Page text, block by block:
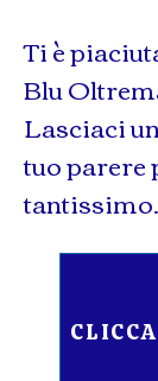
Ti è
Blu
Lasciaci
tuo parere
tantissimo.